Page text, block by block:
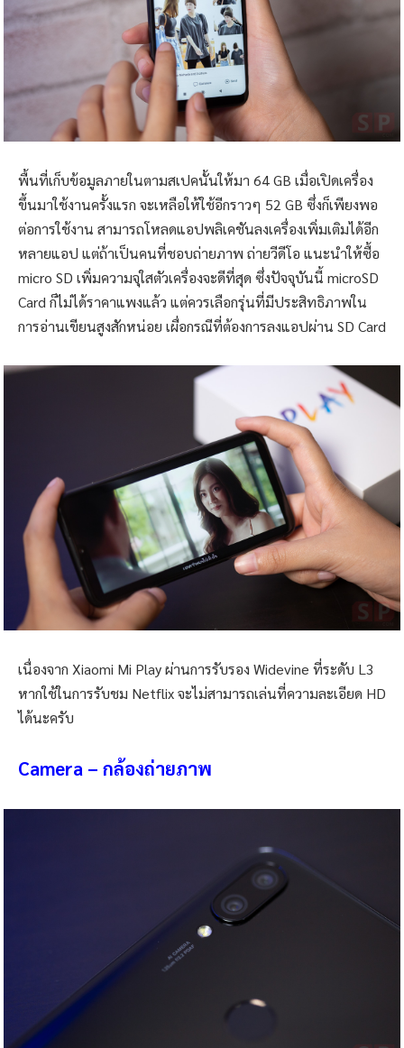
พื้นที่เก็บข้อมูลภายในตามสเปคนั้นให้มา 64 GB เมื่อเปิดเครื่อง
ขึ้นมาใช้งานครั้งแรก จะเหลือให้ใช้อีกราวๆ 52 GB ซึ่งก็เพียงพอ
ต่อการใช้งาน สามารถโหลดแอปพลิเคชันลงเครื่องเพิ่มเติมได้อีก
หลายแอป แต่ถ้าเป็นคนที่ชอบถ่ายภาพ ถ่ายวีดีโอ แนะนำให้ซื้อ
micro SD เพิ่มความจุใสตัวเครื่องจะดีที่สุด ซึ่งปัจจุบันนี้ microSD
Card ก็ไม่ได้ราคาแพงแล้ว แต่ควรเลือกรุ่นที่มีประสิทธิภาพใน
การอ่านเขียนสูงสักหน่อย เผื่อกรณีที่ต้องการลงแอปผ่าน SD Card
เนื่องจาก Xiaomi Mi Play ผ่านการรับรอง Widevine ที่ระดับ L3
หากใช้ในการรับชม Netflix จะไม่สามารถเล่นที่ความละเอียด HD
ได้นะครับ
Camera – กล้องถ่ายภาพ